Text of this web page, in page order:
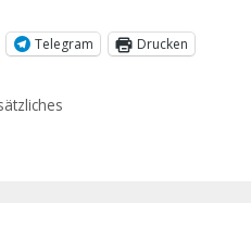
Telegram Drucken